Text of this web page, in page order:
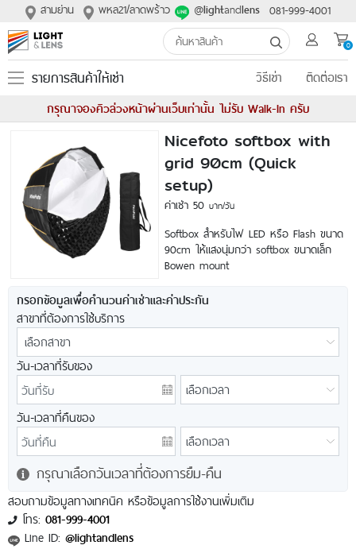
สามย่าน พหล21/ลาดพร้าว @lightandlens 081-999-4001
0
รายการสินค้าให้เช่า วิธีเช่า ติดต่อเรา
กรุณาจองคิวล่วงหน้าผ่านเว็บเท่านั้น ไม่รับ Walk-In ครับ
Nicefoto softbox with
grid 90cm (Quick
setup)
ค่าเช่า 50 บาท/วัน
Softbox สำหรับไฟ LED หรือ Flash ขนาด
90cm ให้แสงนุ่มกว่า softbox ขนาดเล็ก
Bowen mount
กรอกข้อมูลเพื่อคำนวนค่าเช่าและค่าประกัน
สาขาที่ต้องการใช้บริการ
วัน-เวลาที่รับของ
วัน-เวลาที่คืนของ
กรุณาเลือกวันเวลาที่ต้องการยืม-คืน
สอบถามข้อมูลทางเทคนิค หรือข้อมูลการใช้งานเพิ่มเติม
โทร: 081-999-4001
Line ID: @lightandlens